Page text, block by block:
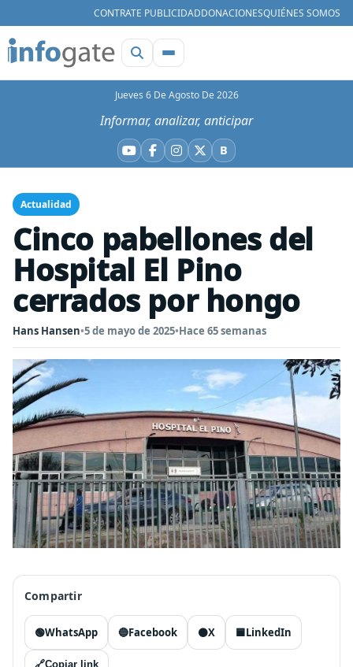
CONTRATE PUBLICIDADDONACIONESQUIÉNES SOMOS
Jueves 6 De Agosto De 2026
Informar, analizar, anticipar
YouTube
Facebook
Instagram
X BBluesky
Actualidad
Cinco pabellones del
Hospital El Pino
cerrados por hongo
Hans Hansen•5 de mayo de 2025•Hace 65 semanas
Compartir
🟢WhatsApp 🔵Facebook ⚫X 🟦LinkedIn
🔗Copiar link